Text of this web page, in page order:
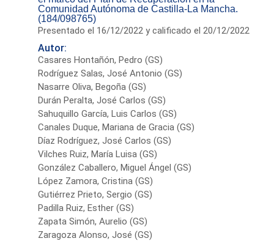
Comunidad Autónoma de Castilla-La Mancha.
(184/098765)
Presentado el 16/12/2022 y calificado el 20/12/2022
Autor:
Casares Hontañón, Pedro (GS)
Rodríguez Salas, José Antonio (GS)
Nasarre Oliva, Begoña (GS)
Durán Peralta, José Carlos (GS)
Sahuquillo García, Luis Carlos (GS)
Canales Duque, Mariana de Gracia (GS)
Díaz Rodríguez, José Carlos (GS)
Vilches Ruiz, María Luisa (GS)
González Caballero, Miguel Ángel (GS)
López Zamora, Cristina (GS)
Gutiérrez Prieto, Sergio (GS)
Padilla Ruiz, Esther (GS)
Zapata Simón, Aurelio (GS)
Zaragoza Alonso, José (GS)